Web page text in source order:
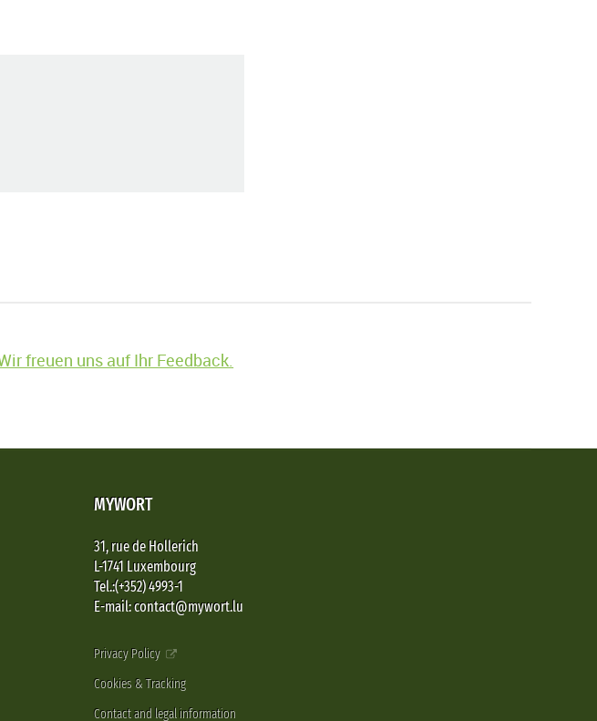
freuen uns auf Ihr Feedback.
MYWORT
31, rue de Hollerich
L-1741 Luxembourg
Tel.:(+352) 4993-1
E-mail: contact@mywort.lu
Privacy Policy
Cookies & Tracking
Contact and legal information